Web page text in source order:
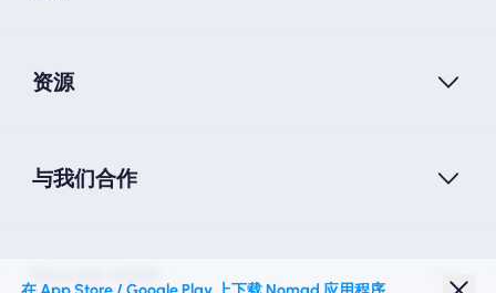
资源
与我们合作